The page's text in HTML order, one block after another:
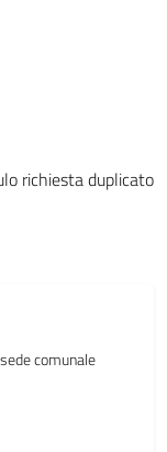
richiesta duplicato
comunale